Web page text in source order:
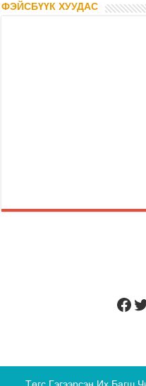
ФЭЙСБҮҮК ХУУДАС